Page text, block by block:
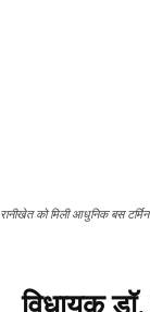
रानीखेत को मिली आधुनिक बस